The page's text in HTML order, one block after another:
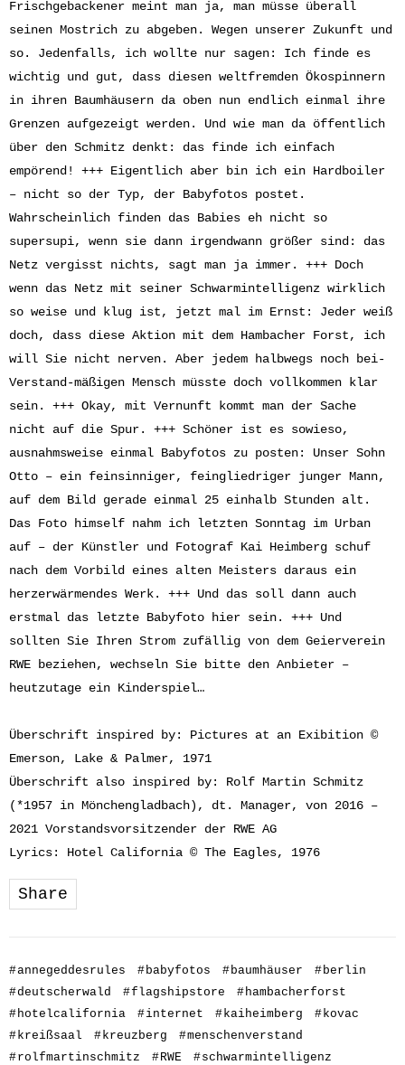
Frischgebackener meint man ja, man müsse überall
seinen Mostrich zu abgeben. Wegen unserer Zukunft und
so. Jedenfalls, ich wollte nur sagen: Ich finde es
wichtig und gut, dass diesen weltfremden Ökospinnern
in ihren Baumhäusern da oben nun endlich einmal ihre
Grenzen aufgezeigt werden. Und wie man da öffentlich
über den Schmitz denkt: das finde ich einfach
empörend! +++ Eigentlich aber bin ich ein Hardboiler
– nicht so der Typ, der Babyfotos postet.
Wahrscheinlich finden das Babies eh nicht so
supersupi, wenn sie dann irgendwann größer sind: das
Netz vergisst nichts, sagt man ja immer. +++ Doch
wenn das Netz mit seiner Schwarmintelligenz wirklich
so weise und klug ist, jetzt mal im Ernst: Jeder weiß
doch, dass diese Aktion mit dem Hambacher Forst, ich
will Sie nicht nerven. Aber jedem halbwegs noch bei-
Verstand-mäßigen Mensch müsste doch vollkommen klar
sein. +++ Okay, mit Vernunft kommt man der Sache
nicht auf die Spur. +++ Schöner ist es sowieso,
ausnahmsweise einmal Babyfotos zu posten: Unser Sohn
Otto – ein feinsinniger, feingliedriger junger Mann,
auf dem Bild gerade einmal 25 einhalb Stunden alt.
Das Foto himself nahm ich letzten Sonntag im Urban
auf – der Künstler und Fotograf Kai Heimberg schuf
nach dem Vorbild eines alten Meisters daraus ein
herzerwärmendes Werk. +++ Und das soll dann auch
erstmal das letzte Babyfoto hier sein. +++ Und
sollten Sie Ihren Strom zufällig von dem Geierverein
RWE beziehen, wechseln Sie bitte den Anbieter –
heutzutage ein Kinderspiel…
Überschrift inspired by: Pictures at an Exibition ©
Emerson, Lake & Palmer, 1971
Überschrift also inspired by: Rolf Martin Schmitz
(*1957 in Mönchengladbach), dt. Manager, von 2016 –
2021 Vorstandsvorsitzender der RWE AG
Lyrics: Hotel California © The Eagles, 1976
Share
#annegeddesrules #babyfotos #baumhäuser #berlin
#deutscherwald #flagshipstore #hambacherforst
#hotelcalifornia #internet #kaiheimberg #kovac
#kreißsaal #kreuzberg #menschenverstand
#rolfmartinschmitz #RWE #schwarmintelligenz